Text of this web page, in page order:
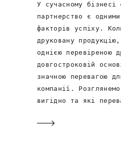
У сучасному бізнесі
партнерство є
факторів успіху.
друковану
однією перевіреною
довгостроковій
значною перевагою
компанії.
вигідно та які